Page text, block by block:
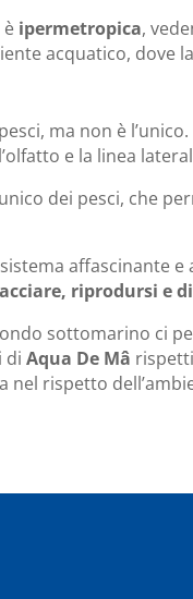
ipermetropica,
acquatico, dove
ma non è
e la linea
dei pesci, che
affascinante
riprodursi e
sottomarino ci
di Aqua De Mâ
nel rispetto